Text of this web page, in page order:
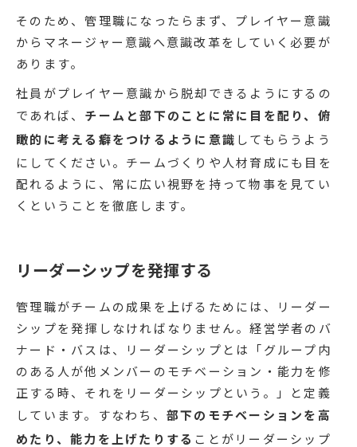
そのため、管理職になったらまず、プレイヤー意識
からマネージャー意識へ意識改革をしていく必要が
あります。
社員がプレイヤー意識から脱却できるようにするの
であれば、 チームと部下のことに常に目を配り、俯
瞰的に考える癖をつけるように意識 してもらうよう
にしてください。チームづくりや人材育成にも目を
配れるように、常に広い視野を持って物事を見てい
くということを徹底します。
リーダーシップを発揮する
管理職がチームの成果を上げるためには、リーダー
シップを発揮しなければなりません。経営学者のバ
ナード・バスは、リーダーシップとは「グループ内
のある人が他メンバーのモチベーション・能力を修
正する時、それをリーダーシップという。」と定義
しています。すなわち、 部下のモチベーションを高
めたり、能力を上げたりする ことがリーダーシップ